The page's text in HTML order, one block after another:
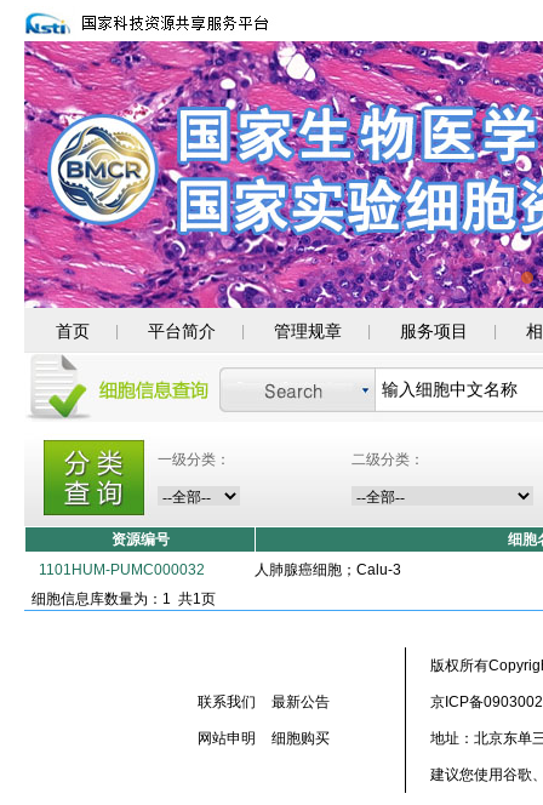
首页 平台简介 管理规章 服务项目
一级分类： 二级分类：
资源编号
细胞
1101HUM-PUMC000032
人肺腺癌细胞；Calu-3
细胞信息库数量为：1 共1页
联系我们 最新公告
网站申明 细胞购买
版权所有
京ICP备
地址：北京东单
建议您使用谷歌